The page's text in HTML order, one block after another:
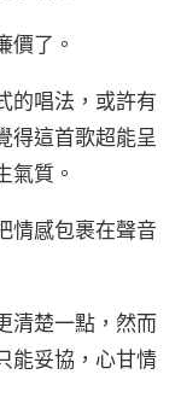
價了。
的唱法，或許有
得這首歌超能呈
氣質。
情感包裹在聲音
清楚一點，然而
能妥協，心甘情